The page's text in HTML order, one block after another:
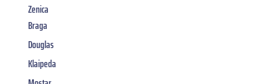
Zenica
Braga
Douglas
Klaipeda